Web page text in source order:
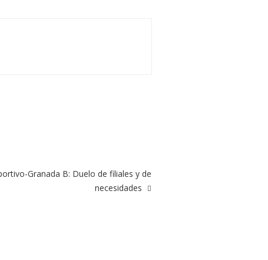
Granada B: Duelo de filiales y de
necesidades